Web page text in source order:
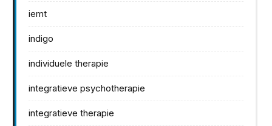
iemt
indigo
individuele therapie
integratieve psychotherapie
integratieve therapie